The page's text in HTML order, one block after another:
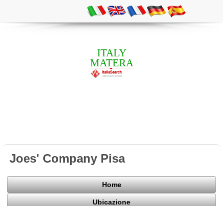
ITALY
MATERA
Joes' Company Pisa
Home
Ubicazione